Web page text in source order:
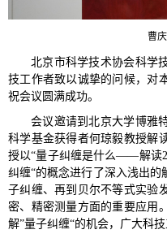
曹
北京市科学技术协会科学
技工作者致以诚挚的问候，对
祝会议圆满成功。
会议邀请到北京大学博雅
科学基金获得者何琼毅教授解
授以“量子纠缠是什么——解读
纠缠“的概念进行了深入浅出
子纠缠、再到贝尔不等式实验
密、精密测量方面的重要应用
解”量子纠缠“的机会，广大科